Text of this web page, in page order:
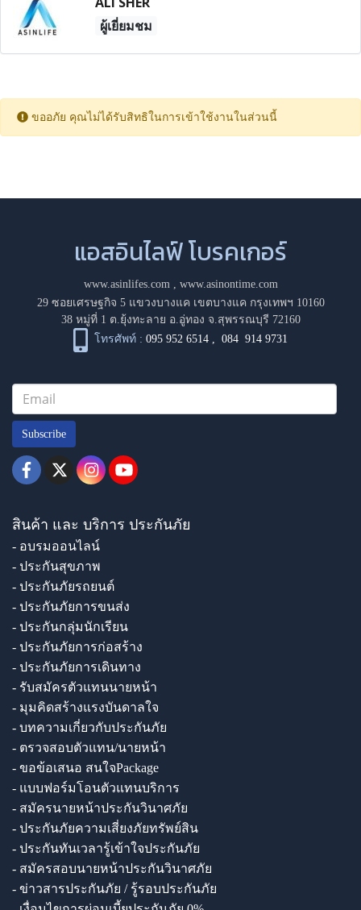
ผู้เยี่ยมชม
ขออภัย คุณไม่ได้รับสิทธิในการเข้าใช้งานในส่วนนี้
แอสอินไลฟ์ โบรคเกอร์
www.asinlifes.com, www.asinontime.com
29 ซอยเศรษฐกิจ 5 แขวงบางแค เขตบางแค กรุงเทพฯ 10160
38 หมู่ที่ 1 ต.ยุ้งทะลาย อ.อู่ทอง จ.สุพรรณบุรี 72160
โทรศัพท์ : 095 952 6514 ,084 914 9731
Subscribe
สินค้า และ บริการ ประกันภัย
- อบรมออนไลน์
- ประกันสุขภาพ
- ประกันภัยรถยนต์
- ประกันภัยการขนส่ง
- ประกันกลุ่มนักเรียน
- ประกันภัยการก่อสร้าง
- ประกันภัยการเดินทาง
- รับสมัครตัวแทนนายหน้า
- มุมคิดสร้างแรงบันดาลใจ
- บทความเกี่ยวกับประกันภัย
- ตรวจสอบตัวแทน/นายหน้า
- ขอข้อเสนอ สนใจPackage
- แบบฟอร์มโอนตัวแทนบริการ
- สมัครนายหน้าประกันวินาศภัย
- ประกันภัยความเสี่ยงภัยทรัพย์สิน
- ประกันทันเวลารู้เข้าใจประกันภัย
- สมัครสอบนายหน้าประกันวินาศภัย
- ข่าวสารประกันภัย / รู้รอบประกันภัย